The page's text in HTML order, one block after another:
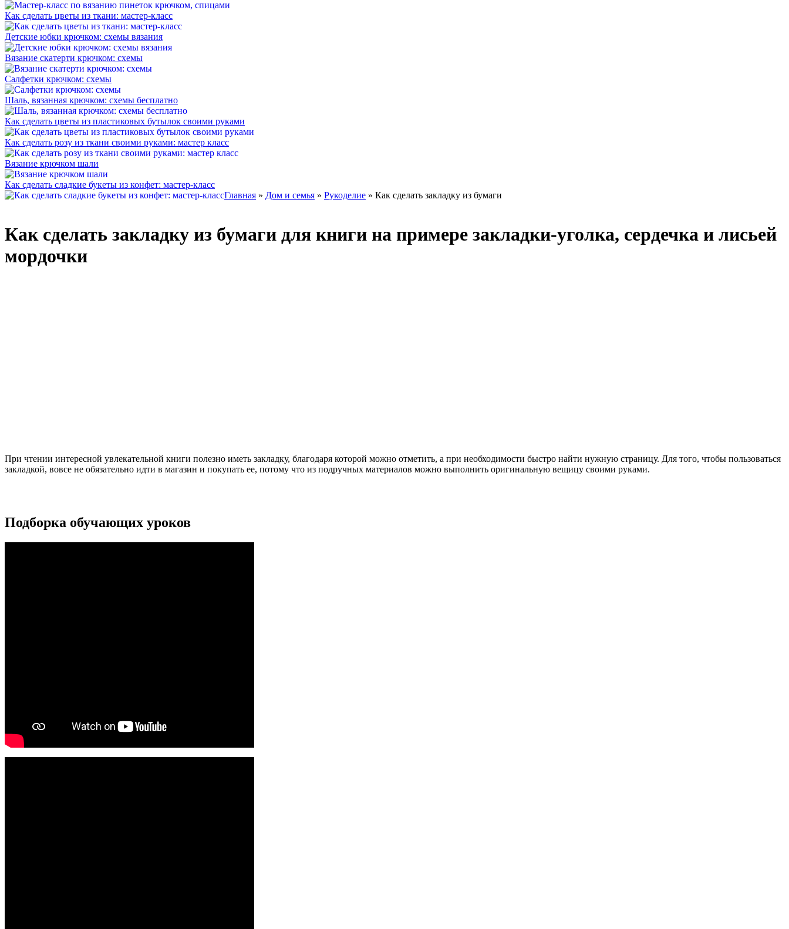
Как сделать цветы из ткани: мастер-класс
Детские юбки крючком: схемы вязания
Вязание скатерти крючком: схемы
Салфетки крючком: схемы
Шаль, вязанная крючком: схемы бесплатно
Как сделать цветы из пластиковых бутылок своими руками
Как сделать розу из ткани своими руками: мастер класс
Вязание крючком шали
Как сделать сладкие букеты из конфет: мастер-класс
Главная » Дом и семья » Рукоделие » Как сделать закладку из бумаги
Как сделать закладку из бумаги для книги на примере закладки-уголка, сердечка и лисьей
мордочки
При чтении интересной увлекательной книги полезно иметь закладку, благодаря которой можно отметить, а при необходимости быстро найти нужную страницу. Для того, чтобы пользоваться
закладкой, вовсе не обязательно идти в магазин и покупать ее, потому что из подручных материалов можно выполнить оригинальную вещицу своими руками.
Подборка обучающих уроков